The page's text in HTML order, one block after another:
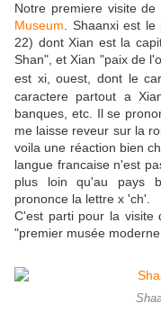
Notre premiere visite
Museum . Shaanxi est
22) dont Xian est la
Shan", et Xian "paix de
est xi, ouest, dont le
caractere partout a
banques, etc. Il se
me laisse reveur sur la
voila une réaction bien
langue francaise n'est
plus loin qu'au pays
prononce la lettre x 'ch'.
C'est parti pour la visite
"premier musée moderne